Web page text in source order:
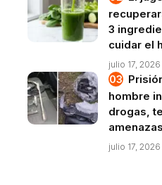
3
cuidar el
julio 17, 2026
hombre
drogas,
julio 17, 2026